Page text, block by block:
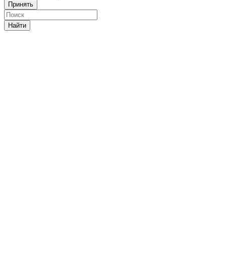
Принять
Найти